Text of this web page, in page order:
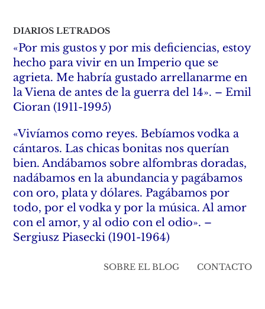
DIARIOS LETRADOS
SOBRE EL BLOG CONTACTO